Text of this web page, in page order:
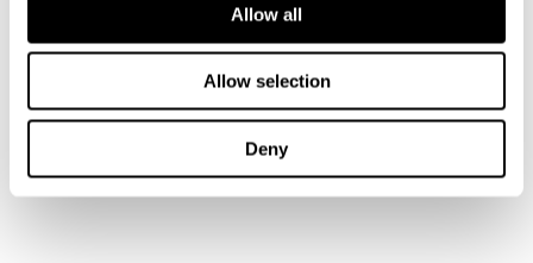
Allow all
Allow selection
Deny
器享受24-bit / 96 kHz 的超低延迟无线音讯